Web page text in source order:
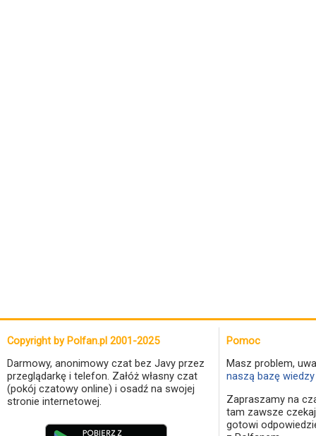
Copyright by Polfan.pl 2001-2025
Darmowy, anonimowy czat bez Javy przez
przeglądarkę i telefon. Załóż własny czat
(pokój czatowy online) i osadź na swojej
stronie internetowej.
Pomoc
Masz problem,
naszą bazę
Zapraszamy na
tam zawsze
gotowi